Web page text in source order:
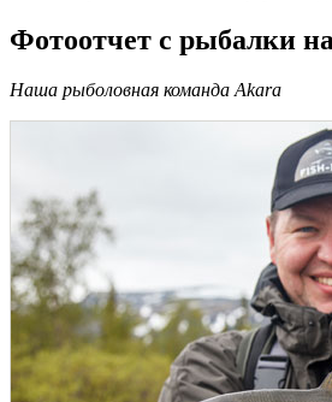
Фотоотчет с рыбалки
Наша рыболовная команда Akara